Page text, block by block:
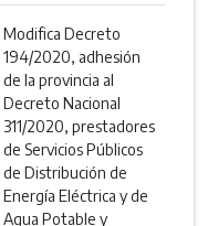
Modifica Decreto
194/2020, adhesión
de la provincia al
Decreto Nacional
311/2020, prestadores
de Servicios Públicos
de Distribución de
Energía Eléctrica y de
Agua Potable y